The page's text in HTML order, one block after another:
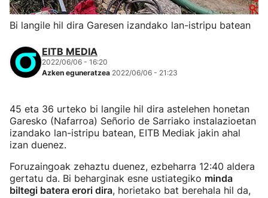
Bi langile hil dira Garesen izandako lan-istripu batean
EITB MEDIA
2022/06/06 - 16:20
Azken eguneratzea 2022/06/06 - 21:23
45 eta 36 urteko bi langile hil dira astelehen honetan
Garesko (Nafarroa) Señorio de Sarriako instalazioetan
izandako lan-istripu batean, EITB Mediak jakin ahal
izan duenez.
Foruzaingoak zehaztu duenez, ezbeharra 12:40 aldera
gertatu da. Bi beharginak esne ustiategiko minda
biltegi batera erori dira, horietako bat berehala hil da,